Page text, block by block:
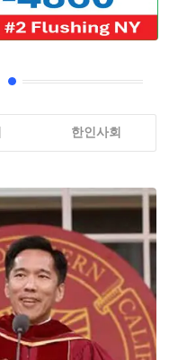
한인사회